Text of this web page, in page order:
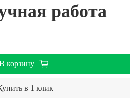
работа
корзину
в 1 клик